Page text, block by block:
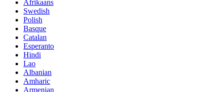
Afrikaans
Swedish
Polish
Basque
Catalan
Esperanto
Hindi
Lao
Albanian
Amharic
Armenian